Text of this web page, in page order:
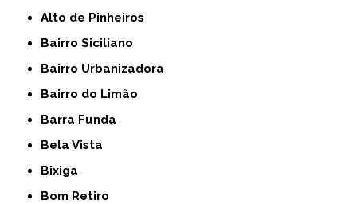
Alto de Pinheiros
Bairro Siciliano
Bairro Urbanizadora
Bairro do Limão
Barra Funda
Bela Vista
Bixiga
Bom Retiro